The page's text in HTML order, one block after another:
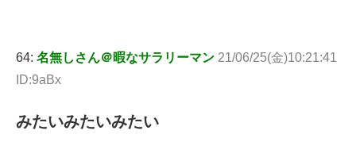
64: 名無しさん＠暇なサラリーマン 21/06/25(金)10:21:41
ID:9aBx
みたいみたいみたい